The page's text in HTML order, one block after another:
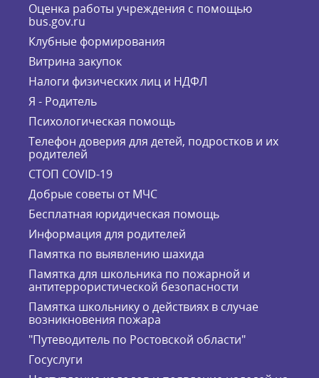
Оценка работы учреждения с помощью
bus.gov.ru
Клубные формирования
Витрина закупок
Налоги физических лиц и НДФЛ
Я - Родитель
Психологическая помощь
Телефон доверия для детей, подростков и их
родителей
СТОП COVID-19
Добрые советы от МЧС
Бесплатная юридическая помощь
Информация для родителей
Памятка по выявлению шахида
Памятка для школьника по пожарной и
антитеррористической безопасности
Памятка школьнику о действиях в случае
возникновения пожара
"Путеводитель по Ростовской области"
Госуслуги